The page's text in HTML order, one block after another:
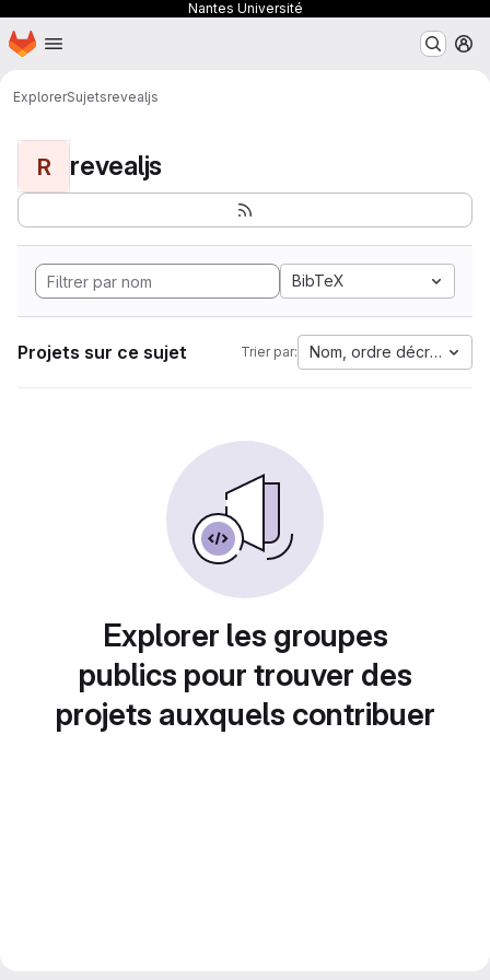
Nantes Université
Passer au contenu principal
Page d'accueil
ExplorerSujetsrevealjs
R revealjs
BibTeX
Projets sur ce sujet Trier par: Nom, ordre décroissant
Explorer les groupes
publics pour trouver des
projets auxquels contribuer